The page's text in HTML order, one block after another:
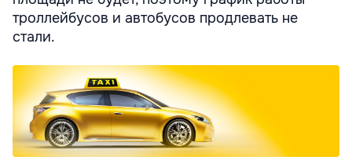
троллейбусов и автобусов продлевать не
стали.